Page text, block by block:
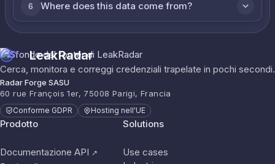
6 Where does this data come from?
LeakRadar
Cerca, monitora e correggi credenziali trapelate in pochi secondi.
Radar Forge SASU
60 rue François 1er, 75008 Parigi, Francia
Conforme GDPR Hosting nell'UE
Prodotto
Documentazione API ↗
Solutions
Use cases